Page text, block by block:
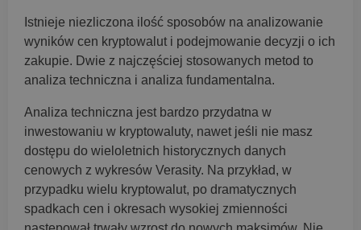
Istnieje niezliczona ilość sposobów na analizowanie
wyników cen kryptowalut i podejmowanie decyzji o ich
zakupie. Dwie z najczęściej stosowanych metod to
analiza techniczna i analiza fundamentalna.
Analiza techniczna jest bardzo przydatna w
inwestowaniu w kryptowaluty, nawet jeśli nie masz
dostępu do wieloletnich historycznych danych
cenowych z wykresów Verasity. Na przykład, w
przypadku wielu kryptowalut, po dramatycznych
spadkach cen i okresach wysokiej zmienności